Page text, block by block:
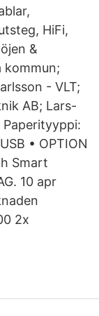
HiFi,
&
kommun;
- VLT;
AB; Lars-
• OPTION
Smart
10 apr
2x